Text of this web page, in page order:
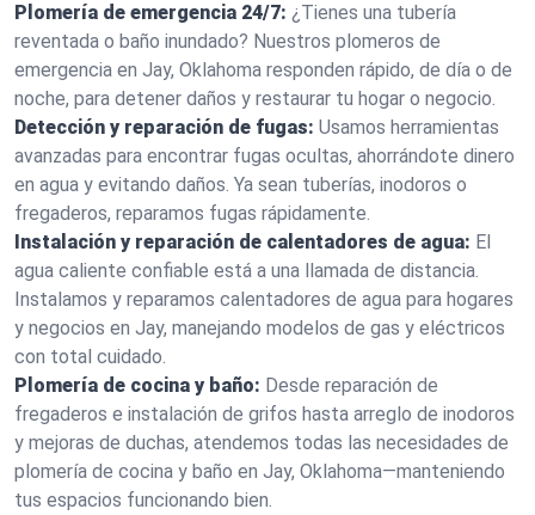
Plomería de emergencia 24/7: ¿Tienes una tubería
reventada o baño inundado? Nuestros plomeros de
emergencia en Jay, Oklahoma responden rápido, de día o de
noche, para detener daños y restaurar tu hogar o negocio.
Detección y reparación de fugas: Usamos herramientas
avanzadas para encontrar fugas ocultas, ahorrándote dinero
en agua y evitando daños. Ya sean tuberías, inodoros o
fregaderos, reparamos fugas rápidamente.
Instalación y reparación de calentadores de agua: El
agua caliente confiable está a una llamada de distancia.
Instalamos y reparamos calentadores de agua para hogares
y negocios en Jay, manejando modelos de gas y eléctricos
con total cuidado.
Plomería de cocina y baño: Desde reparación de
fregaderos e instalación de grifos hasta arreglo de inodoros
y mejoras de duchas, atendemos todas las necesidades de
plomería de cocina y baño en Jay, Oklahoma—manteniendo
tus espacios funcionando bien.